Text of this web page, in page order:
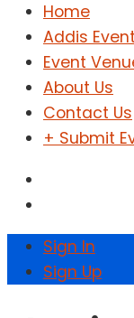
Home
Addis
Event
About Us
Contact Us
+ Submit
Sign In
Sign Up